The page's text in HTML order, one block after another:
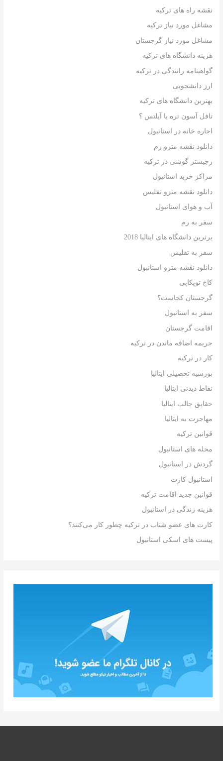
نقشه راه های ترکیه
مشاغل مورد نیاز ترکیه
مشاغل مورد نیاز گرجستان
هزینه دانشگاه های ترکیه
گواهینامه رانندگی در ترکیه
ارز دانشجویی
بهترین دانشگاه های ترکیه
تافل آسون تره یا آیلتس ؟
اجاره خانه در استانبول
دانلود نقشه مترو رم
رجیستر گوشی در ترکیه
مراکز خرید استانبول
دانلود نقشه مترو تفلیس
آب و هوای استانبول
سفر به رم
برترین دانشگاه های ایتالیا 2018
سفر به تفلیس
دانلود نقشه مترو استانبول
کاخ توپکاپی
گرجستان کجاست؟
سفر به استانبول
اقامت گرجستان
جریمه اضافه ماندن در ترکیه
کار در ترکیه
بورسیه تحصیلی ایتالیا
نقاط دیدنی ایتالیا
حقایق جالب ایتالیا
مهاجرت به ایتالیا
قوانین ترکیه
محله های استانبول
گردش در استانبول
استانبول کارت
قوانین جدید اقامت ترکیه
هزینه زندگی در استانبول
کارت های عضو شتاب در ترکیه چطور کار می‌کنند؟
پیست های اسکی استانبول